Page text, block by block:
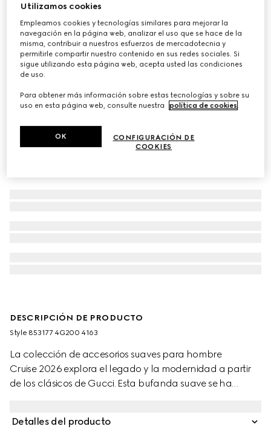
Bufanda de jacquard de lana con GG
€ 275
Variacionesazul marino y gris claro
DESCRIPCIÓN DE PRODUCTO
Style ‎853177 4G200 4163
La colección de accesorios suaves para hombre
Cruise 2026 explora el legado y la modernidad a partir
de los clásicos de Gucci. Esta bufanda suave se ha
Detalles del producto
Utilizamos cookies
Empleamos cookies y tecnologías similares para mejorar la
navegación en la página web, analizar el uso que se hace de la
misma, contribuir a nuestros esfuerzos de mercadotecnia y
permitirle compartir nuestro contenido en sus redes sociales. Si
sigue utilizando esta página web, acepta usted las condiciones
de uso.
Para obtener más información sobre estas tecnologías y sobre su
uso en esta página web, consulte nuestra
política de cookies
CONFIGURACIÓN DE
COOKIES
OK